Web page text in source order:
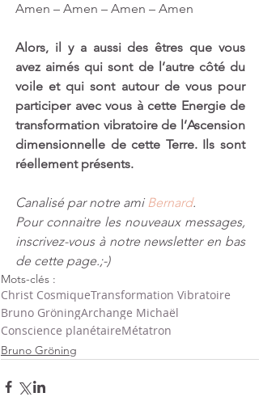
Amen – Amen – Amen – Amen
Alors, il y a aussi des êtres que vous
avez aimés qui sont de l’autre côté du
voile et qui sont autour de vous pour
participer avec vous à cette Energie de
transformation vibratoire de l’Ascension
dimensionnelle de cette Terre. Ils sont
réellement présents.
Canalisé par notre ami Bernard​.
Pour connaitre les nouveaux messages,
inscrivez-vous à notre newsletter en bas
de cette page.;-)
Mots-clés :
Christ CosmiqueTransformation Vibratoire
Bruno GröningArchange Michaël
Conscience planétaireMétatron
Bruno Gröning